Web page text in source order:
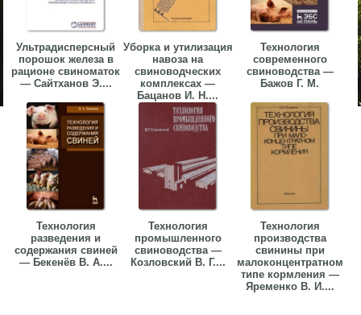
Ультрадисперсный
порошок железа в
рационе свиноматок
— Сайтханов Э....
Уборка и утилизация
навоза на
свиноводческих
комплексах —
Бацанов И. Н....
Технология
современного
свиноводства —
Бажов Г. М.
Технология
разведения и
содержания свиней
— Бекенёв В. А....
Технология
промышленного
свиноводства —
Козловский В. Г....
Технология
производства
свинины при
малоконцентратном
типе кормления —
Яременко В. И....